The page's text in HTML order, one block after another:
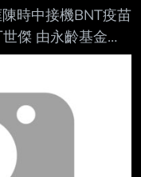
時中接機BNT疫苗
傑 由永齡基金
購買輝瑞BNT疫
newsphoto/202
中央疫
）、台積電慈善基